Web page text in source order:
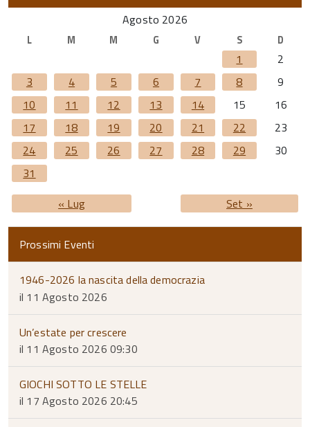
Agosto 2026
L M M G V S D
1
2
3
4 5 6 7 8
9
10
11 12 13 14 15
16
17
18 19 20 21 22
23
24
25 26 27 28 29
30
31
« Lug
Set »
Prossimi Eventi
1946-2026 la nascita della democrazia
il 11 Agosto 2026
Un’estate per crescere
il 11 Agosto 2026 09:30
GIOCHI SOTTO LE STELLE
il 17 Agosto 2026 20:45